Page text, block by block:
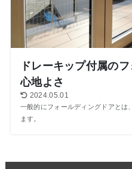
ドレーキップ付属の
心地よさ
2024.05.01
一般的にフォールディングドアとは
ます。